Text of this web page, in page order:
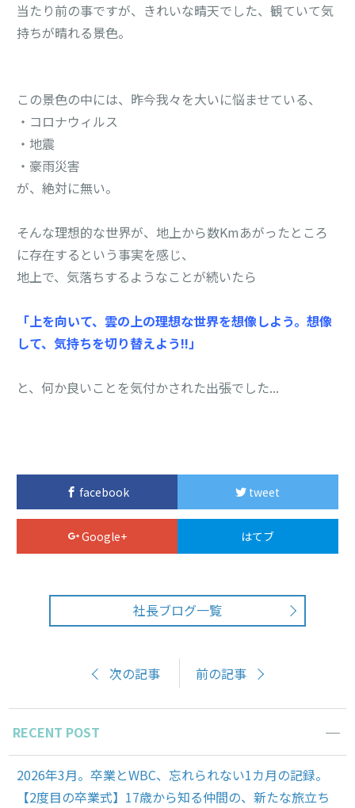
当たり前の事ですが、きれいな晴天でした、観ていて気
持ちが晴れる景色。
この景色の中には、昨今我々を大いに悩ませている、
・コロナウィルス
・地震
・豪雨災害
が、絶対に無い。
そんな理想的な世界が、地上から数Kmあがったところ
に存在するという事実を感じ、
地上で、気落ちするようなことが続いたら
「上を向いて、雲の上の理想な世界を想像しよう。想像
して、気持ちを切り替えよう!!」
と、何か良いことを気付かされた出張でした...
facebook tweet
Google+ はてブ
社長ブログ一覧
次の記事 前の記事
RECENT POST
2026年3月。卒業とWBC、忘れられない1カ月の記録。
【2度目の卒業式】17歳から知る仲間の、新たな旅立ち